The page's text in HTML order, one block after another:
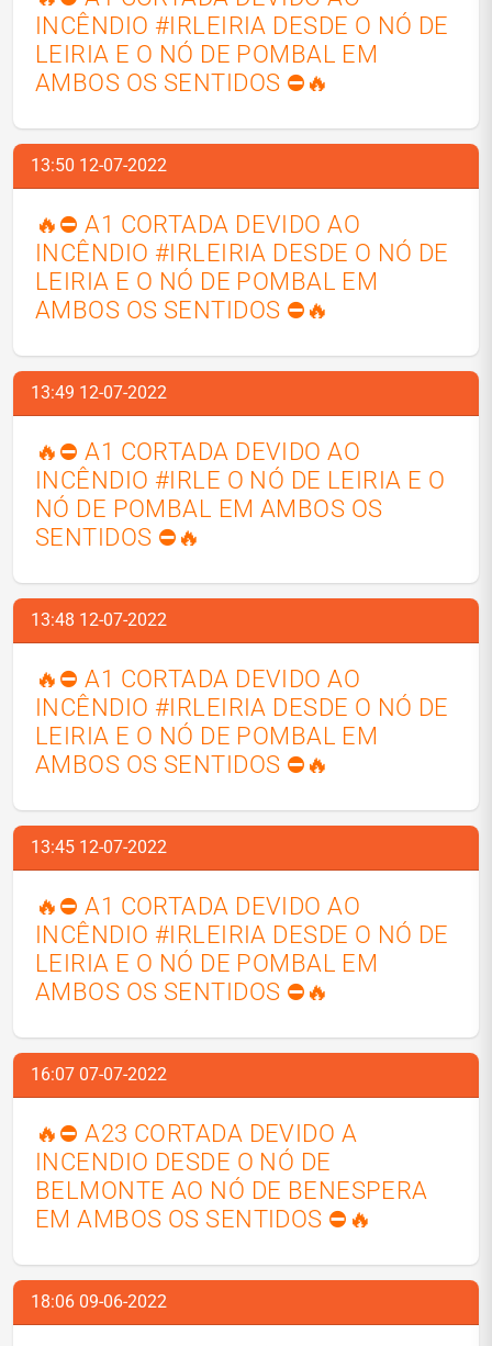
INCÊNDIO #IRLEIRIA DESDE O NÓ DE
LEIRIA E O NÓ DE POMBAL EM
AMBOS OS SENTIDOS ⛔🔥
13:50 12-07-2022
🔥⛔ A1 CORTADA DEVIDO AO
INCÊNDIO #IRLEIRIA DESDE O NÓ DE
LEIRIA E O NÓ DE POMBAL EM
AMBOS OS SENTIDOS ⛔🔥
13:49 12-07-2022
🔥⛔ A1 CORTADA DEVIDO AO
INCÊNDIO #IRLE O NÓ DE LEIRIA E O
NÓ DE POMBAL EM AMBOS OS
SENTIDOS ⛔🔥
13:48 12-07-2022
🔥⛔ A1 CORTADA DEVIDO AO
INCÊNDIO #IRLEIRIA DESDE O NÓ DE
LEIRIA E O NÓ DE POMBAL EM
AMBOS OS SENTIDOS ⛔🔥
13:45 12-07-2022
🔥⛔ A1 CORTADA DEVIDO AO
INCÊNDIO #IRLEIRIA DESDE O NÓ DE
LEIRIA E O NÓ DE POMBAL EM
AMBOS OS SENTIDOS ⛔🔥
16:07 07-07-2022
🔥⛔ A23 CORTADA DEVIDO A
INCENDIO DESDE O NÓ DE
BELMONTE AO NÓ DE BENESPERA
EM AMBOS OS SENTIDOS ⛔🔥
18:06 09-06-2022